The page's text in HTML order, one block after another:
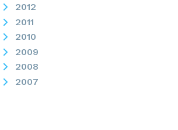
2012
2011
2010
2009
2008
2007